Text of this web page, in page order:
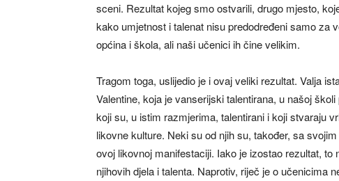
sceni. Rezultat kojeg smo ostvarili, drugo mjesto,
kako umjetnost i talenat nisu predodređeni samo za
općina i škola, ali naši učenici ih čine velikim.
Tragom toga, uslijedio je i ovaj veliki rezultat. Valja
Valentine, koja je vanserijski talentirana, u našoj
koji su, u istim razmjerima, talentirani i koji stvaraju
likovne kulture. Neki su od njih su, također, sa
ovoj likovnoj manifestaciji. Iako je izostao rezultat, to
njihovih djela i talenta. Naprotiv, riječ je o učenicima